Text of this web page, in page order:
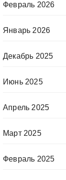
Февраль 2026
Январь 2026
Декабрь 2025
Июнь 2025
Апрель 2025
Март 2025
Февраль 2025